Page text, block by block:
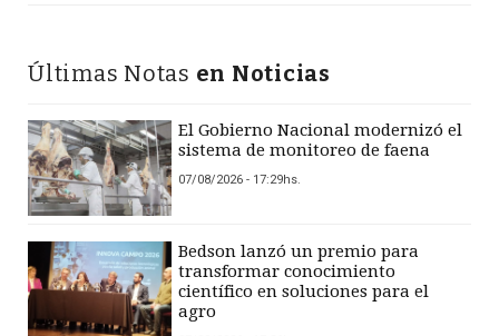
Últimas Notas en Noticias
El Gobierno Nacional modernizó el
sistema de monitoreo de faena
07/08/2026 - 17:29hs.
Bedson lanzó un premio para
transformar conocimiento
científico en soluciones para el
agro